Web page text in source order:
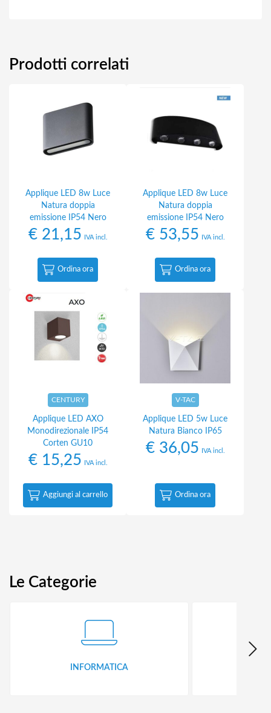
Prodotti correlati
Applique LED 8w Luce
Natura doppia
emissione IP54 Nero
€21,15 IVA incl.
Ordina ora
Applique LED 8w Luce
Natura doppia
emissione IP54 Nero
€53,55 IVA incl.
Ordina ora
CENTURY
Applique LED AXO
Monodirezionale IP54
Corten GU10
€15,25 IVA incl.
Aggiungi al carrello
V-TAC
Applique LED 5w Luce
Natura Bianco IP65
€36,05 IVA incl.
Ordina ora
Le Categorie
INFORMATICA